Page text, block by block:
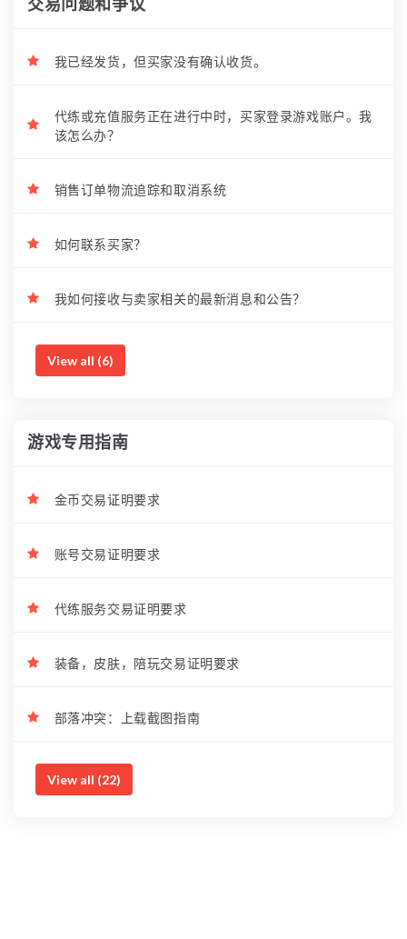
交易问题和争议
我已经发货，但买家没有确认收货。
代练或充值服务正在进行中时，买家登录游戏账户。我
该怎么办？
销售订单物流追踪和取消系统
如何联系买家？
我如何接收与卖家相关的最新消息和公告？
View all (6)
游戏专用指南
金币交易证明要求
账号交易证明要求
代练服务交易证明要求
装备，皮肤，陪玩交易证明要求
部落冲突：上载截图指南
View all (22)